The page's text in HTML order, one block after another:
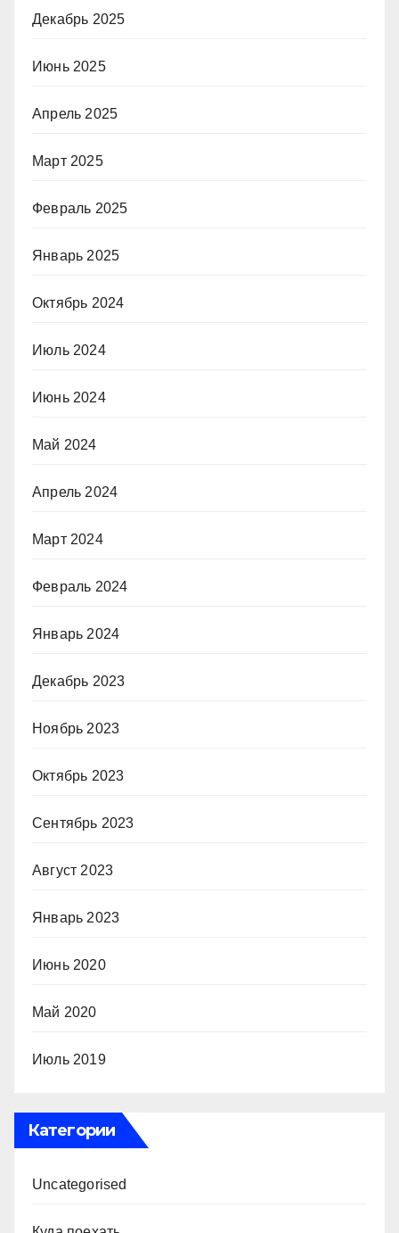
Декабрь 2025
Июнь 2025
Апрель 2025
Март 2025
Февраль 2025
Январь 2025
Октябрь 2024
Июль 2024
Июнь 2024
Май 2024
Апрель 2024
Март 2024
Февраль 2024
Январь 2024
Декабрь 2023
Ноябрь 2023
Октябрь 2023
Сентябрь 2023
Август 2023
Январь 2023
Июнь 2020
Май 2020
Июль 2019
Категории
Uncategorised